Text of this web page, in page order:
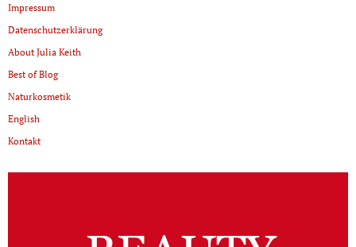
Impressum
Datenschutzerklärung
About Julia Keith
Best of Blog
Naturkosmetik
English
Kontakt